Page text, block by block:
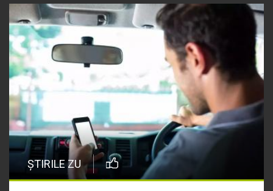
ȘTIRILE ZU